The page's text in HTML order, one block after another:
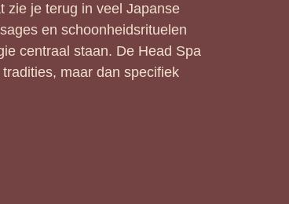
zie je terug in veel Japanse
en schoonheidsrituelen
centraal staan. De Head Spa
maar dan specifiek